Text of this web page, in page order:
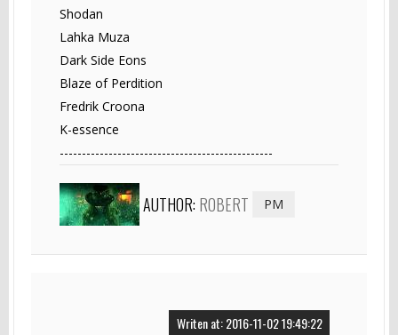
Shodan
Lahka Muza
Dark Side Eons
Blaze of Perdition
Fredrik Croona
K-essence
------------------------------------------------
AUTHOR: ROBERT PM
Writen at: 2016-11-02 19:49:22